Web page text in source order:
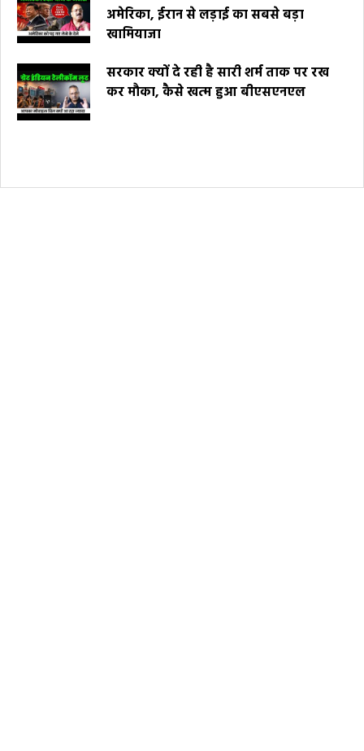
अमेरिका, ईरान से लड़ाई का सबसे बड़ा
खामियाजा
सरकार क्यों दे रही है सारी शर्म ताक पर रख
कर मौका, कैसे खत्म हुआ बीएसएनएल